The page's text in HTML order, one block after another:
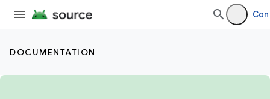
DOCUMENTATION